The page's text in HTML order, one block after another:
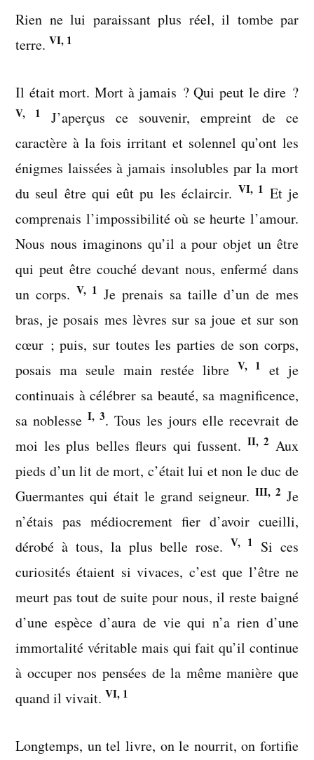
Rien ne lui paraissant plus réel, il tombe par
terre. VI, 1
Il était mort. Mort à jamais ? Qui peut le dire ?
V, 1
J’aperçus ce souvenir, empreint de ce
caractère à la fois irritant et solennel qu’ont les
énigmes laissées à jamais insolubles par la mort
du seul être qui eût pu les éclaircir. VI, 1 Et je
comprenais l’impossibilité où se heurte l’amour.
Nous nous imaginons qu’il a pour objet un être
qui peut être couché devant nous, enfermé dans
un corps. V, 1 Je prenais sa taille d’un de mes
bras, je posais mes lèvres sur sa joue et sur son
cœur ; puis, sur toutes les parties de son corps,
posais ma seule main restée libre V, 1 et je
continuais à célébrer sa beauté, sa magnificence,
sa noblesse I, 3. Tous les jours elle recevrait de
moi les plus belles fleurs qui fussent. II, 2 Aux
pieds d’un lit de mort, c’était lui et non le duc de
Guermantes qui était le grand seigneur. III, 2 Je
n’étais pas médiocrement fier d’avoir cueilli,
dérobé à tous, la plus belle rose. V, 1 Si ces
curiosités étaient si vivaces, c’est que l’être ne
meurt pas tout de suite pour nous, il reste baigné
d’une espèce d’aura de vie qui n’a rien d’une
immortalité véritable mais qui fait qu’il continue
à occuper nos pensées de la même manière que
quand il vivait. VI, 1
Longtemps, un tel livre, on le nourrit, on fortifie